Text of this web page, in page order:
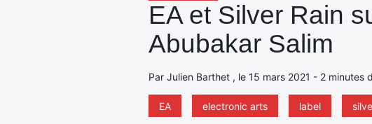
EA et Silver Rain
Abubakar Salim
Par Julien Barthet , le 15 mars 2021 - 2 minutes
EA electronic arts label